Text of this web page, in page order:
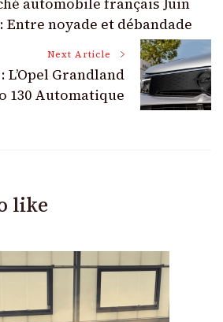
automobile français Juin
: Entre noyade et débandade
Next Article
Grandland
130 Automatique
like